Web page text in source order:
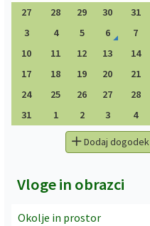
27 28 29 30 31
3
4 5 6 7
10
11 12 13 14
17
18 19 20 21
24
25 26 27 28
31
1 2 3 4
Dodaj dogodek
Vloge in obrazci
Okolje in prostor